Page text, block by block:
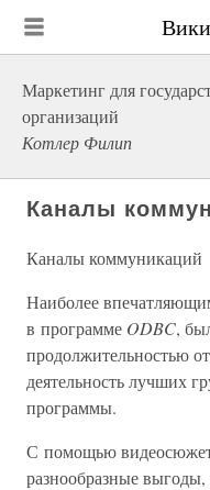
Маркетинг для
организаций
Котлер Филип
Каналы
Каналы коммуникаций
Наиболее
в программе ODBC,
продолжительностью
деятельность лучших
программы.
С помощью
разнообразные